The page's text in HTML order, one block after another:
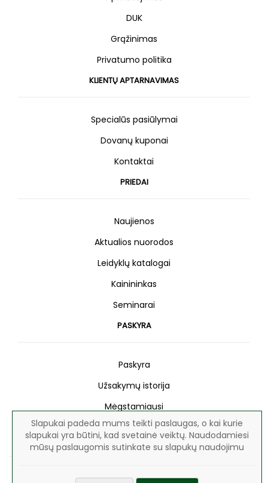
Slapukai padeda mums teikti paslaugas, o kai kurie
slapukai yra būtini, kad svetainė veiktų. Naudodamiesi
mūsų paslaugomis sutinkate su slapukų naudojimu
DUK
Grąžinimas
Privatumo politika
KLIENTŲ APTARNAVIMAS
Specialūs pasiūlymai
Dovanų kuponai
Kontaktai
PRIEDAI
Naujienos
Aktualios nuorodos
Leidyklų katalogai
Kainininkas
Seminarai
PASKYRA
Paskyra
Užsakymų istorija
Mėgstamiausi
Naujienlaiškis
Visos teisės saugomos © 2026